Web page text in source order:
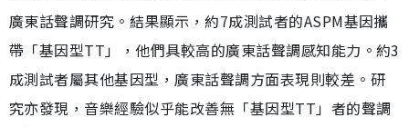
廣東話聲調研究。結果顯示，約7成測試者的ASPM基因攜
帶「基因型TT」，他們具較高的廣東話聲調感知能力。約3
成測試者屬其他基因型，廣東話聲調方面表現則較差。研
究亦發現，音樂經驗似乎能改善無「基因型TT」者的聲調